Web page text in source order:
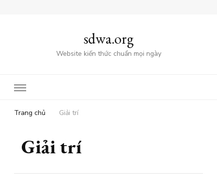
sdwa.org
Website kiến thức chuẩn mọi ngày
Trang chủ Giải trí
Giải trí